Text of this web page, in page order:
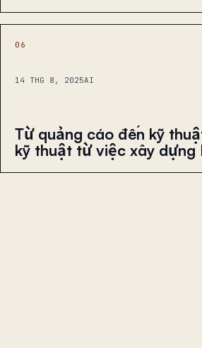
06
14 THG 8, 2025AI
Từ quảng cáo đến kỹ
kỹ thuật từ việc xây dựng